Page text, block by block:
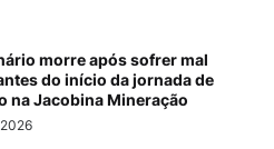
morre após sofrer mal
do início da jornada de
na Jacobina Mineração